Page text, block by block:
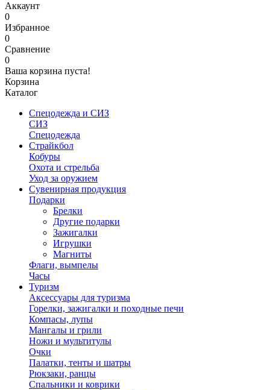
Аккаунт
0
Избранное
0
Сравнение
0
Ваша корзина пуста!
Корзина
Каталог
Спецодежда и СИЗ
СИЗ
Спецодежда
Страйкбол
Кобуры
Охота и стрельба
Уход за оружием
Сувенирная продукция
Подарки
Брелки
Другие подарки
Зажигалки
Игрушки
Магниты
Флаги, вымпелы
Часы
Туризм
Аксессуары для туризма
Горелки, зажигалки и походные печи
Компасы, лупы
Мангалы и грили
Ножи и мультитулы
Очки
Палатки, тенты и шатры
Рюкзаки, ранцы
Спальники и коврики